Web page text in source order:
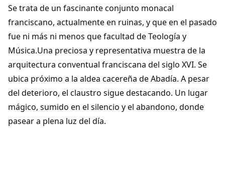
Se trata de un fascinante conjunto monacal
franciscano, actualmente en ruinas, y que en el pasado
fue ni más ni menos que facultad de Teología y
Música.Una preciosa y representativa muestra de la
arquitectura conventual franciscana del siglo XVI. Se
ubica próximo a la aldea cacereña de Abadía. A pesar
del deterioro, el claustro sigue destacando. Un lugar
mágico, sumido en el silencio y el abandono, donde
pasear a plena luz del día.